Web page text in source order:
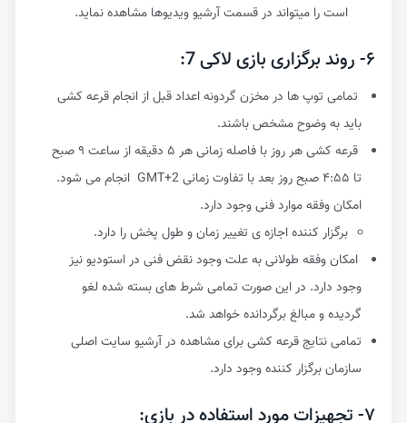
است را میتواند در قسمت آرشیو ویدیوها مشاهده نماید.
۶- روند برگزاری بازی لاکی 7:
تمامی توپ ها در مخزن گردونه اعداد قبل از انجام قرعه کشی
باید به وضوح مشخص باشند.
قرعه کشی هر روز با فاصله زمانی هر ۵ دقیقه از ساعت ۹ صبح
تا ۴:۵۵ صبح روز بعد با تفاوت زمانی GMT+2 انجام می شود.
امکان وفقه موارد فنی وجود دارد.
برگزار کننده اجازه ی تغییر زمان و طول پخش را دارد.
امکان وفقه طولانی به علت وجود نقض فنی در استودیو نیز
وجود دارد. در این صورت تمامی شرط های بسته شده لغو
گردیده و مبالغ برگردانده خواهد شد.
تمامی نتایج قرعه کشی برای مشاهده در آرشیو سایت اصلی
سازمان برگزار کننده وجود دارد.
۷- تجهیزات مورد استفاده در بازی: